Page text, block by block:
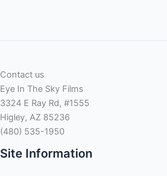
Contact us
Eye In The Sky Films
3324 E Ray Rd, #1555
Higley, AZ 85236
(480) 535-1950
Site Information